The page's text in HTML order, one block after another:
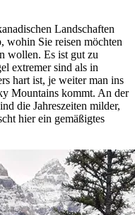
Landschaften
wohin Sie reisen möchten
wollen. Es ist gut zu
extremer sind als in
hart ist, je weiter man ins
Mountains kommt. An der
die Jahreszeiten milder,
hier ein gemäßigtes